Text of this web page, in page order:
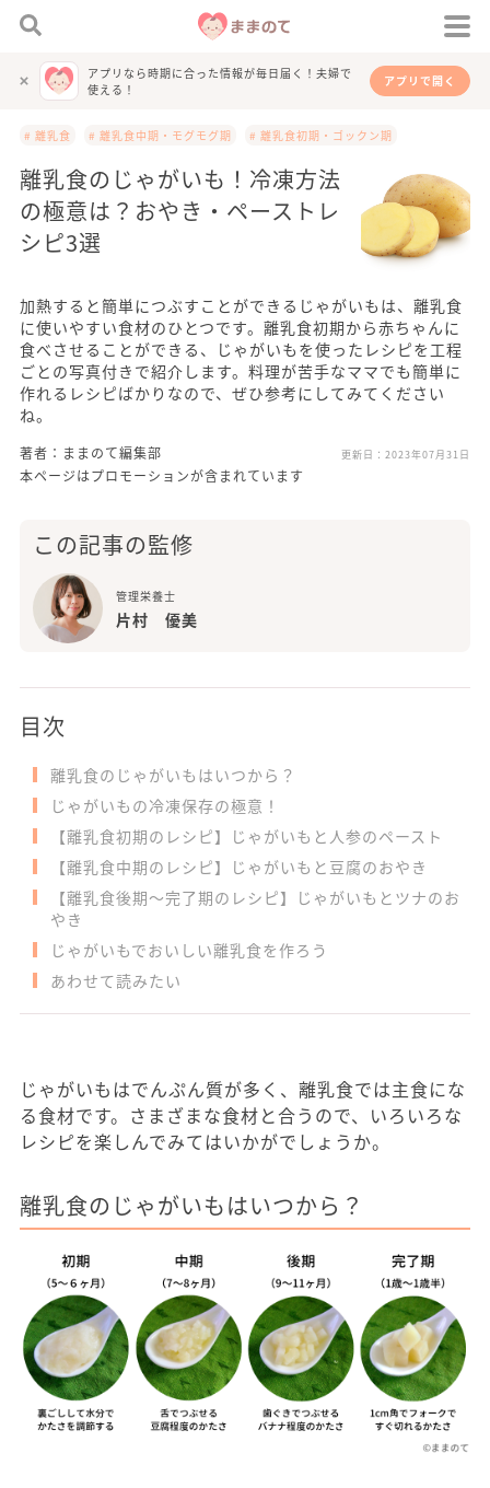
アプリなら時期に合った情報が毎日届く！夫婦で
使える！
アプリで開く
# 離乳食 # 離乳食中期・モグモグ期 # 離乳食初期・ゴックン期
離乳食のじゃがいも！冷凍方法
の極意は？おやき・ペーストレ
シピ3選
加熱すると簡単につぶすことができるじゃがいもは、離乳食
に使いやすい食材のひとつです。離乳食初期から赤ちゃんに
食べさせることができる、じゃがいもを使ったレシピを工程
ごとの写真付きで紹介します。料理が苦手なママでも簡単に
作れるレシピばかりなので、ぜひ参考にしてみてください
ね。
著者：ままのて編集部 更新日： 2023年07月31日
本ページはプロモーションが含まれています
この記事の監修
管理栄養士
片村 優美
目次
離乳食のじゃがいもはいつから？
じゃがいもの冷凍保存の極意！
【離乳食初期のレシピ】じゃがいもと人参のペースト
【離乳食中期のレシピ】じゃがいもと豆腐のおやき
【離乳食後期〜完了期のレシピ】じゃがいもとツナのお
やき
じゃがいもでおいしい離乳食を作ろう
あわせて読みたい
じゃがいもはでんぷん質が多く、離乳食では主食にな
る食材です。さまざまな食材と合うので、いろいろな
レシピを楽しんでみてはいかがでしょうか。
離乳食のじゃがいもはいつから？